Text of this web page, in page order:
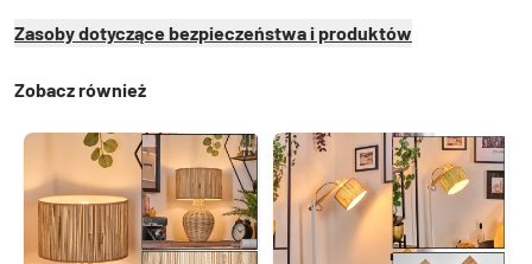
Zasoby dotyczące bezpieczeństwa i produktów
Zobacz również